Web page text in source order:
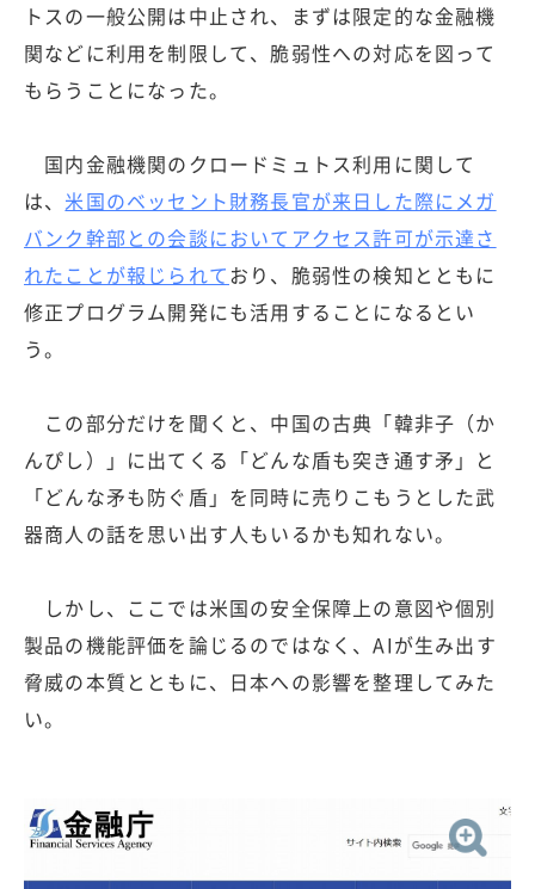
トスの一般公開は中止され、まずは限定的な金融機
関などに利用を制限して、脆弱性への対応を図って
もらうことになった。
国内金融機関のクロードミュトス利用に関して
は、 米国のベッセント財務長官が来日した際にメガ
バンク幹部との会談においてアクセス許可が示達さ
れたことが報じられており、脆弱性の検知とともに
修正プログラム開発にも活用することになるとい
う。
この部分だけを聞くと、中国の古典「韓非子（か
んぴし）」に出てくる「どんな盾も突き通す矛」と
「どんな矛も防ぐ盾」を同時に売りこもうとした武
器商人の話を思い出す人もいるかも知れない。
しかし、ここでは米国の安全保障上の意図や個別
製品の機能評価を論じるのではなく、AIが生み出す
脅威の本質とともに、日本への影響を整理してみた
い。